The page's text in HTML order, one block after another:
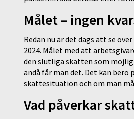
Målet – ingen
Redan nu är det dags att se
2024. Målet med att
den slutliga skatten som
ändå får man det. Det kan
skattesituation och om man
Vad påverkar